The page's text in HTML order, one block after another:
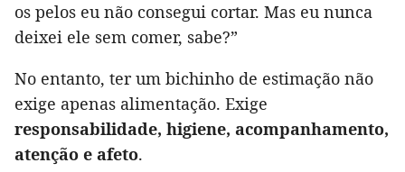
os pelos eu não consegui cortar. Mas eu nunca
deixei ele sem comer, sabe?”
No entanto, ter um bichinho de estimação não
exige apenas alimentação. Exige
responsabilidade, higiene, acompanhamento,
atenção e afeto.